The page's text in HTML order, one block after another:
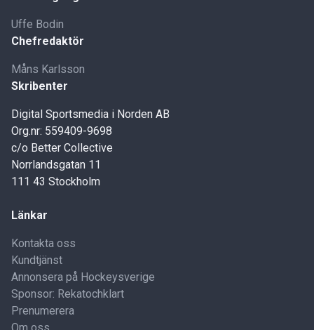
Uffe Bodin
Chefredaktör
Måns Karlsson
Skribenter
Digital Sportsmedia i Norden AB
Org.nr: 559409-9698
c/o Better Collective
Norrlandsgatan 11
111 43 Stockholm
Länkar
Kontakta oss
Kundtjänst
Annonsera på Hockeysverige
Sponsor: Rekatochklart
Prenumerera